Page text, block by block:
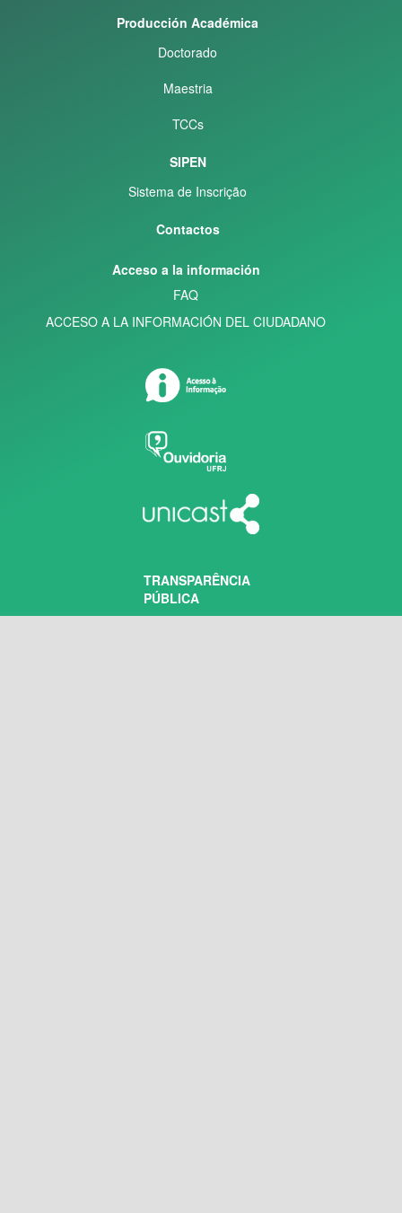
Producción Académica
Doctorado
Maestria
TCCs
SIPEN
Sistema de Inscrição
Contactos
Acceso a la información
FAQ
ACCESO A LA INFORMACIÓN DEL CIUDADANO
TRANSPARÊNCIA
PÚBLICA